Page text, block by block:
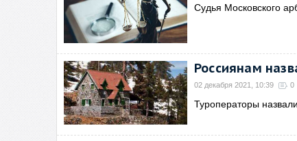
Судья Московского
Россиянам
02 декабря 2021, 10:39 0
Туроператоры